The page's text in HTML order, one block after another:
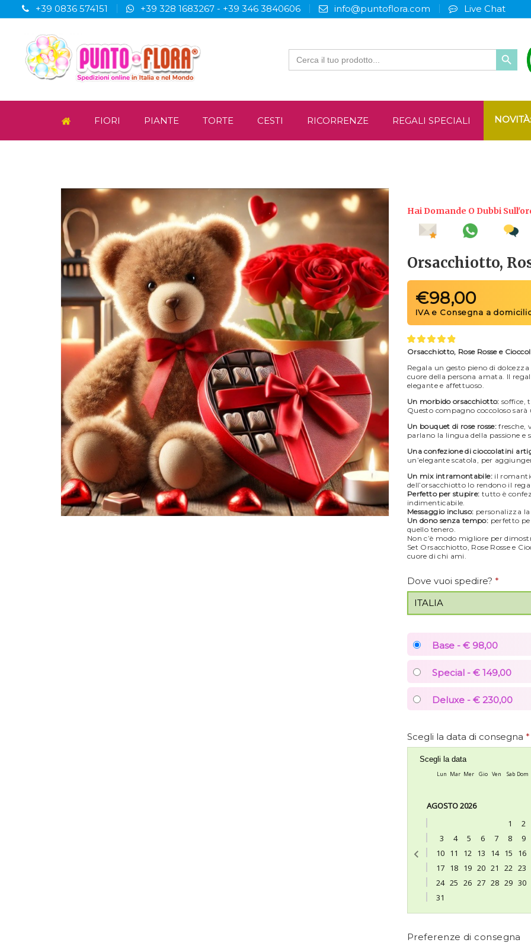
+39 0836 574151 +39 328 1683267 - +39 346 3840606 info@puntoflora.com Live Chat
Search
for:
FIORI PIANTE TORTE CESTI RICORRENZE REGALI SPECIALI
Hai Domande O Dubbi
Orsacchiotto,
€98,00
Orsacchiotto, Rose Rosse e
Regala un gesto pieno di
cuore della persona amata. Il
elegante e affettuoso.
Un morbido orsacchiotto: soffice,
Questo compagno coccoloso
Un bouquet di rose rosse: fresche,
parlano la lingua della passione e
Una confezione di cioccolatini
un’elegante scatola, per
Un mix intramontabile:il
dell’orsacchiotto lo rendono il
Perfetto per stupire: tutto è
indimenticabile.
Messaggio incluso: personalizza
Un dono senza tempo: perfetto
quello tenero.
Non c’è modo migliore per
Set Orsacchiotto, Rose Rosse e
cuore di chi ami.
Dove vuoi spedire? *
Base - € 98,00
Special - € 149,00
Deluxe - € 230,00
Scegli la data di consegna *
Scegli la data
Lun Mar Mer Gio Ven Sab Dom
AGOSTO 2026
1
2
3
4 5 6 7 8
9
10 11 12 13 14 15
16
17 18 19 20 21 22 23
24 25 26 27 28 29 30
31
Preferenze di consegna